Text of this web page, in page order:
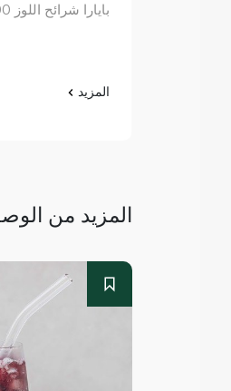
بايارا شرائح اللوز 200 غرام
المزيد
المزيد من